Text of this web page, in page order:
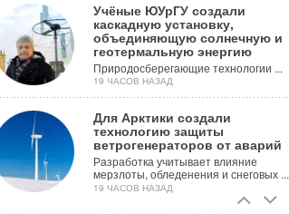
Учёные ЮУрГУ создали
каскадную установку,
объединяющую солнечную и
геотермальную энергию
Природосберегающие технологии ...
19 ЧАСОВ НАЗАД
Для Арктики создали
технологию защиты
ветрогенераторов от аварий
Разработка учитывает влияние
мерзлоты, обледенения и снеговых ...
19 ЧАСОВ НАЗАД